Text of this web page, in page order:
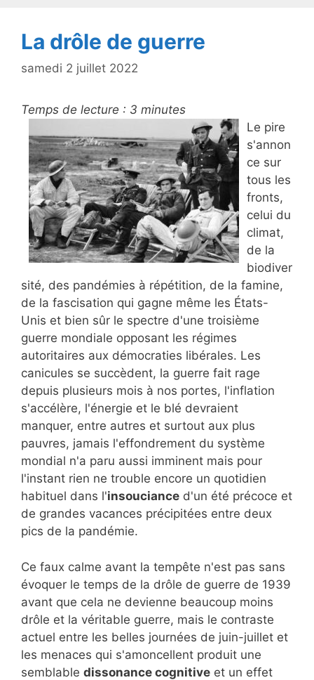
La drôle de guerre
samedi 2 juillet 2022
Temps de lecture : 3 minutes
Le pire
s'annon
ce sur
tous les
fronts,
celui du
climat,
de la
biodiver
sité, des pandémies à répétition, de la famine,
de la fascisation qui gagne même les États-
Unis et bien sûr le spectre d'une troisième
guerre mondiale opposant les régimes
autoritaires aux démocraties libérales. Les
canicules se succèdent, la guerre fait rage
depuis plusieurs mois à nos portes, l'inflation
s'accélère, l'énergie et le blé devraient
manquer, entre autres et surtout aux plus
pauvres, jamais l'effondrement du système
mondial n'a paru aussi imminent mais pour
l'instant rien ne trouble encore un quotidien
habituel dans l'insouciance d'un été précoce et
de grandes vacances précipitées entre deux
pics de la pandémie.
Ce faux calme avant la tempête n'est pas sans
évoquer le temps de la drôle de guerre de 1939
avant que cela ne devienne beaucoup moins
drôle et la véritable guerre, mais le contraste
actuel entre les belles journées de juin-juillet et
les menaces qui s'amoncellent produit une
semblable dissonance cognitive et un effet